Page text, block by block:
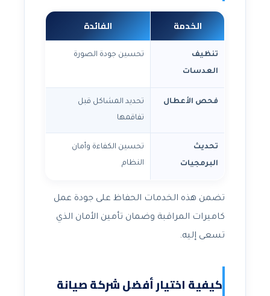
الخدمة الفائدة
تنظيف
العدسات
تحسين جودة الصورة
فحص الأعطال
تحديد المشاكل قبل
تفاقمها
تحديث
البرمجيات
تحسين الكفاءة وأمان
النظام
تضمن هذه الخدمات الحفاظ على جودة عمل
كاميرات المراقبة وضمان تأمين الأمان الذي
تسعى إليه.
كيفية اختيار أفضل شركة صيانة